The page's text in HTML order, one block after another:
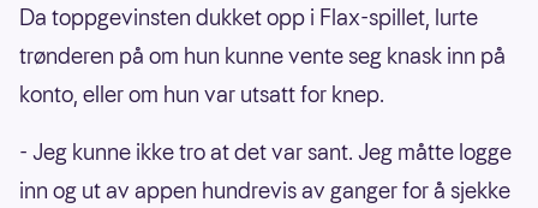
Da toppgevinsten dukket opp i Flax-spillet, lurte
trønderen på om hun kunne vente seg knask inn på
konto, eller om hun var utsatt for knep.
- Jeg kunne ikke tro at det var sant. Jeg måtte logge
inn og ut av appen hundrevis av ganger for å sjekke